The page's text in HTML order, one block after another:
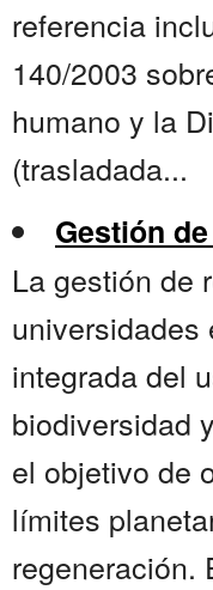
referencia
140/2003
humano y la
(trasladada...
Gestión
La gestión de
universidades
integrada del
biodiversidad
el objetivo de
límites
regeneración.